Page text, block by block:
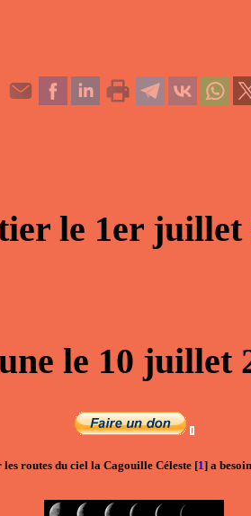
le 1er juillet
le 10 juillet
routes du ciel la Cagouille Céleste [1] a